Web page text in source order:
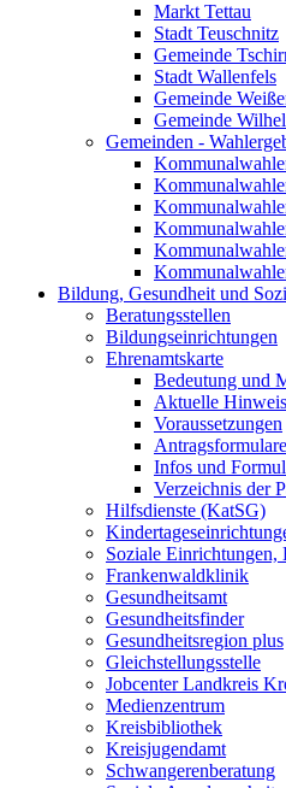
Markt Tettau
Stadt Teuschnitz
Gemeinde
Stadt Wallenfels
Gemeinde
Gemeinde
Gemeinden -
Bildung, Gesundheit und
Beratungsstellen
Bildungseinrichtungen
Ehrenamtskarte
Bedeutung und
Aktuelle
Voraussetzungen
Antragsformulare
Infos und
Verzeichnis der
Hilfsdienste (KatSG)
Soziale Einrichtungen,
Frankenwaldklinik
Gesundheitsamt
Gesundheitsfinder
Gesundheitsregion plus
Gleichstellungsstelle
Jobcenter Landkreis
Medienzentrum
Kreisbibliothek
Kreisjugendamt
Schwangerenberatung